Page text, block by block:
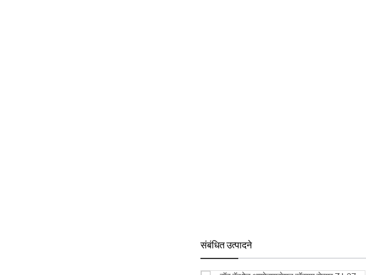
संबंधित उत्पादने